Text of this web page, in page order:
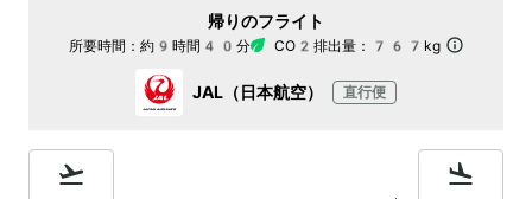
帰りのフライト
所要時間： 約9時間40分 CO2排出量： 767kg
JAL（日本航空） 直行便